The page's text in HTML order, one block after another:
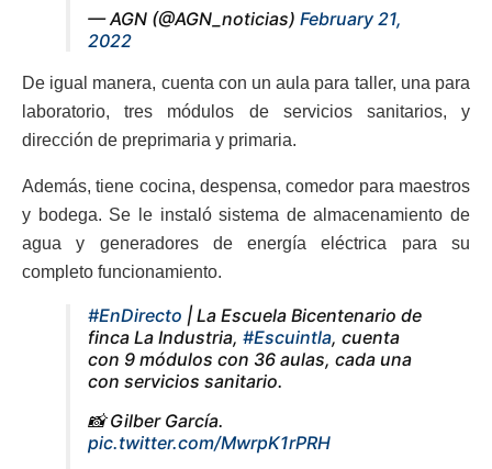
— AGN (@AGN_noticias) February 21,
2022
De igual manera, cuenta con un aula para taller, una para
laboratorio, tres módulos de servicios sanitarios, y
dirección de preprimaria y primaria.
Además, tiene cocina, despensa, comedor para maestros
y bodega. Se le instaló sistema de almacenamiento de
agua y generadores de energía eléctrica para su
completo funcionamiento.
#EnDirecto | La Escuela Bicentenario de
finca La Industria, #Escuintla, cuenta
con 9 módulos con 36 aulas, cada una
con servicios sanitario.
📸 Gilber García.
pic.twitter.com/MwrpK1rPRH